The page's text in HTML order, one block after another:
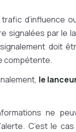
d’influence
signalées par le
doit
compétente.
le
ne
C’est le